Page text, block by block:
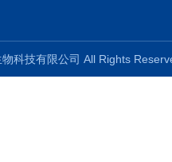
物科技有限公司 All Rights